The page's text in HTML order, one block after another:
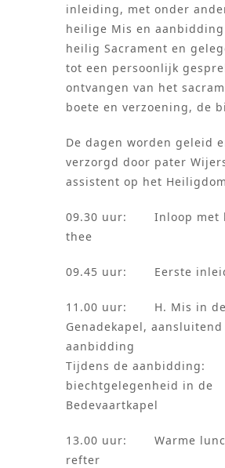
inleiding, met onder
heilige Mis en
heilig Sacrament en
tot een persoonlijk
ontvangen van het
boete en verzoening, de
De dagen worden geleid
verzorgd door pater
assistent op het
09.30 uur: Inloop met
thee
09.45 uur: Eerste
11.00 uur: H. Mis in de
Genadekapel, aansluitend
aanbidding
Tijdens de aanbidding:
biechtgelegenheid in de
Bedevaartkapel
13.00 uur: Warme
refter